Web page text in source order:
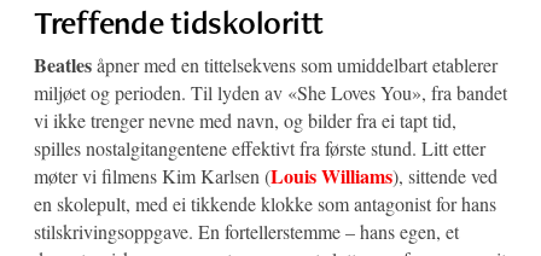
Treffende tidskoloritt
Beatlesåpner med en tittelsekvens som umiddelbart etablerer
miljøet og perioden. Til lyden av «She Loves You», fra bandet
vi ikke trenger nevne med navn, og bilder fra ei tapt tid,
spilles nostalgitangentene effektivt fra første stund. Litt etter
møter vi filmens Kim Karlsen (Louis Williams), sittende ved
en skolepult, med ei tikkende klokke som antagonist for hans
stilskrivingsoppgave. En fortellerstemme – hans egen, et